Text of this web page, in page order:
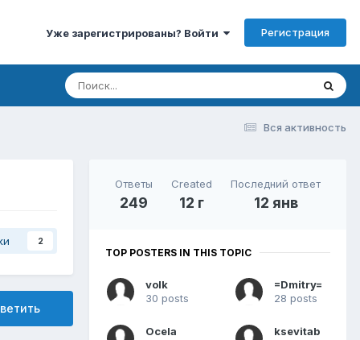
Уже зарегистрированы? Войти Регистрация
Вся активность
2
Ответы
249
Created
12 г
Последний ответ
12 янв
TOP POSTERS IN THIS TOPIC
volk
30 posts
=Dmitry=
28 posts
Ocela
ksevitab